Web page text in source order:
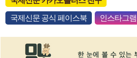
국제신문 공식 페이스북 인스타그램